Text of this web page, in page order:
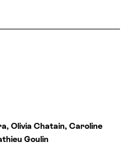
Olivia Chatain, Caroline
Goulin